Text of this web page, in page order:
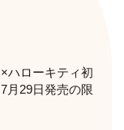
新診断がスター
ハローキティ初
月29日発売の限
！